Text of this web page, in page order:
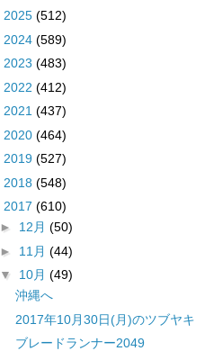
2025 (512)
2024 (589)
2023 (483)
2022 (412)
2021 (437)
2020 (464)
2019 (527)
2018 (548)
2017 (610)
► 12月 (50)
► 11月 (44)
▼ 10月 (49)
沖縄へ
2017年10月30日(月)のツブヤキ
ブレードランナー2049